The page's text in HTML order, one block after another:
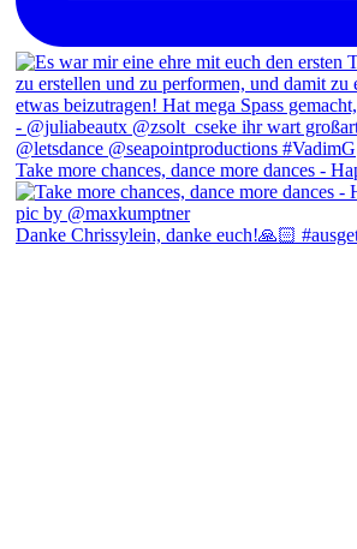
Take more chances, dance more dances -
Danke Chrissylein, danke euch!🙏🏻